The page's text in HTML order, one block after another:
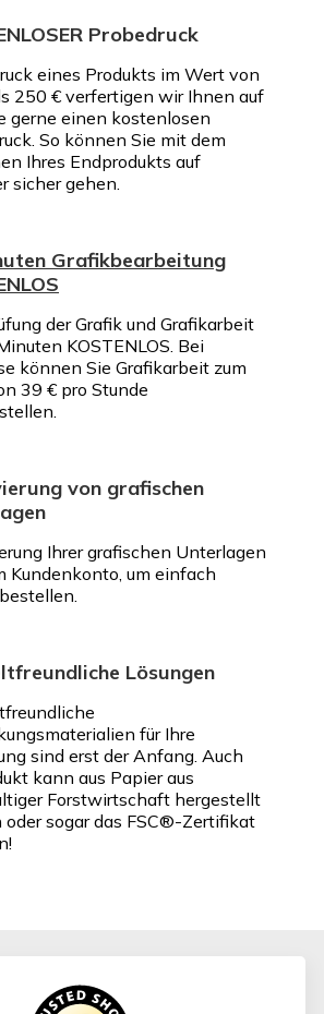
Probedruck
eines Produkts im Wert von
250 € verfertigen wir Ihnen auf
gerne einen kostenlosen
So können Sie mit dem
Ihres Endprodukts auf
sicher gehen.
Grafikbearbeitung
der Grafik und Grafikarbeit
KOSTENLOS. Bei
können Sie Grafikarbeit zum
39 € pro Stunde
von grafischen
Ihrer grafischen Unterlagen
Kundenkonto, um einfach
Lösungen
für Ihre
sind erst der Anfang. Auch
kann aus Papier aus
Forstwirtschaft hergestellt
oder sogar das FSC®-Zertifikat